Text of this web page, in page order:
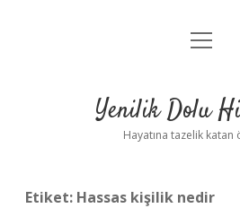
Anasayfa
Yasal Uyarı
menüyü
Yenilik Dolu
Hayatına tazelik katan
Etiket: Hassas kişilik nedir